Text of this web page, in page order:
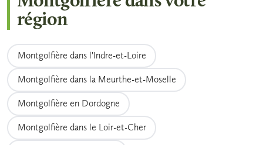
appréciés depuis la nacelle.
totalité des opérateurs proposent un report
Prévoyez toujours une solution de repli dans
votre planning de voyage pour ne pas rater
cette expérience en ballon.
région
Montgolfière dans l'Indre-et-Loire
Montgolfière dans la Meurthe-et-Moselle
Montgolfière en Dordogne
Montgolfière dans le Loir-et-Cher